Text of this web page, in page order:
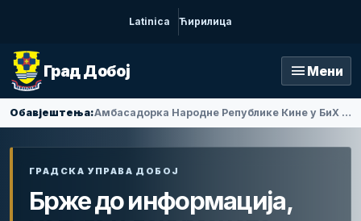
Latinica Ћирилица
Град Добој menu Мени
Обавјештења: Амбасадорка Народне Републике Кине у БиХ Ли Фан посјетила Добој
ГРАДСКА УПРАВА ДОБОЈ
Брже до информација,